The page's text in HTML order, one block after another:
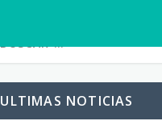
ULTIMAS NOTICIAS